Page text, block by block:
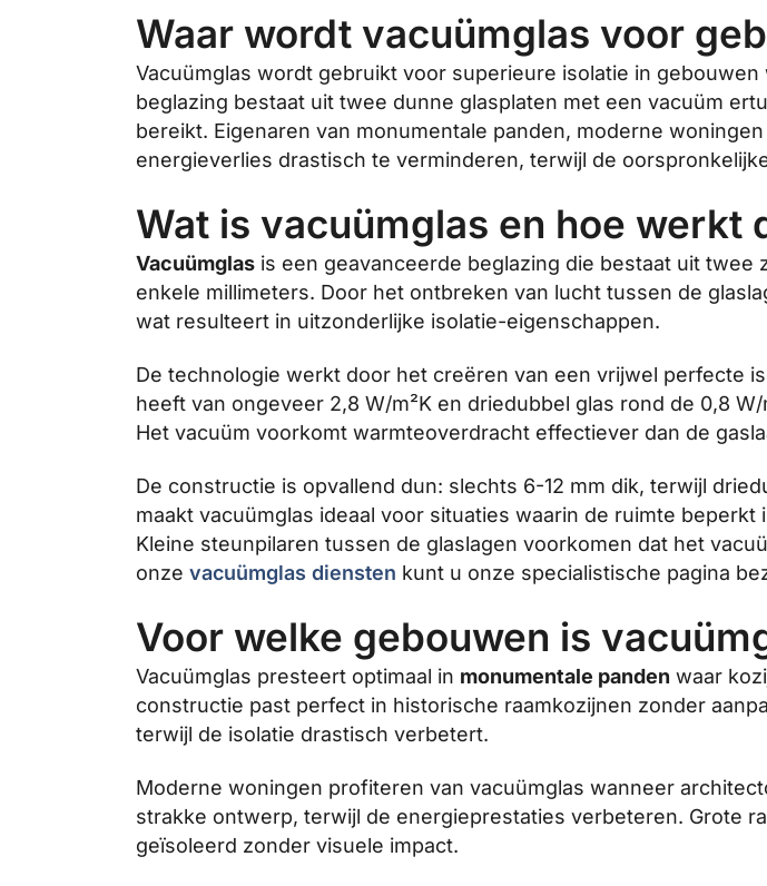
Waar wordt vacuümglas voor
Vacuümglas wordt gebruikt voor superieure isolatie in
beglazing bestaat uit twee dunne glasplaten met een vacuüm
bereikt. Eigenaren van monumentale panden, moderne
energieverlies drastisch te verminderen, terwijl de
Wat is vacuümglas en hoe werkt
Vacuümglas is een geavanceerde beglazing die bestaat uit
enkele millimeters. Door het ontbreken van lucht tussen de
wat resulteert in uitzonderlijke isolatie-eigenschappen.
De technologie werkt door het creëren van een vrijwel perfecte
heeft van ongeveer 2,8 W/m²K en driedubbel glas rond de 0,8
Het vacuüm voorkomt warmteoverdracht effectiever dan de
De constructie is opvallend dun: slechts 6-12 mm dik, terwijl
maakt vacuümglas ideaal voor situaties waarin de ruimte
Kleine steunpilaren tussen de glaslagen voorkomen dat het
onze vacuümglas diensten kunt u onze specialistische pagina
Voor welke gebouwen is
Vacuümglas presteert optimaal in monumentale panden waar
constructie past perfect in historische raamkozijnen zonder
terwijl de isolatie drastisch verbetert.
Moderne woningen profiteren van vacuümglas wanneer
strakke ontwerp, terwijl de energieprestaties verbeteren. Grote
geïsoleerd zonder visuele impact.